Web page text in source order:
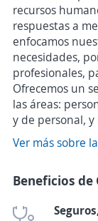
recursos
respuestas a
enfocamos
necesidades,
profesionales,
Ofrecemos un
las áreas:
y de personal,
Ver más sobre
Beneficios de